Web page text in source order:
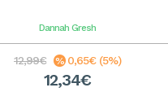
Dannah Gresh
12,99€ 0,65€ (5%)
12,34€